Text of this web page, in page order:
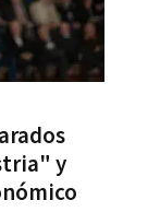
y